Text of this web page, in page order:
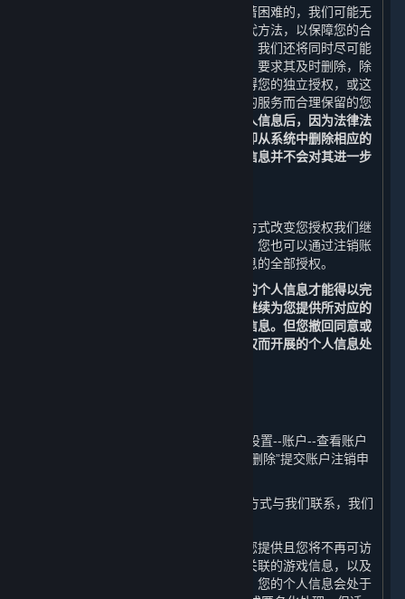
如您的请求需要付出高额成本或存在显著困难的，我们可能无
法响应您的请求，但我们会向您提供替代方法，以保障您的合
法权益。若我们决定响应您的删除请求，我们还将同时尽可能
通知从我们获得您的个人信息的第三方，要求其及时删除，除
非法律法规另有规定，或这些第三方获得您的独立授权，或这
些第三方为保证您仍可正常使用其提供的服务而合理保留的您
当您或我们协助您删除个人信息后，因为法律法
规和安全技术的要求，我们可能不会立即从系统中删除相应的
备份信息，我们将安全地存储您的个人信息并不会对其进一步
您可以通过删除信息、关闭设备功能等方式改变您授权我们继
续收集个人信息的范围或撤回您的授权。您也可以通过注销账
户的方式，撤回我们继续收集您个人信息的全部授权。
请您理解，每个业务功能需要一些基本的个人信息才能得以完
成，当您撤回同意或授权后，我们无法继续为您提供所对应的
内容和服务，也不再处理您相应的个人信息。但您撤回同意或
授权的决定，不会影响此前基于您的授权而开展的个人信息处
1. 您可以通过平台客户端的“蒸汽平台--设置--账户--查看账户
明细--删除我的蒸汽平台账户--前往账户删除”提交账户注销申
2. 您可以通过本政策第十条列明的联系方式与我们联系，我们
在您主动注销账户之后，我们将停止为您提供且您将不再可访
问内容和服务、您的账户、与您的账户关联的游戏信息，以及
您的账户原先可访问的其他服务。此外，您的个人信息会处于